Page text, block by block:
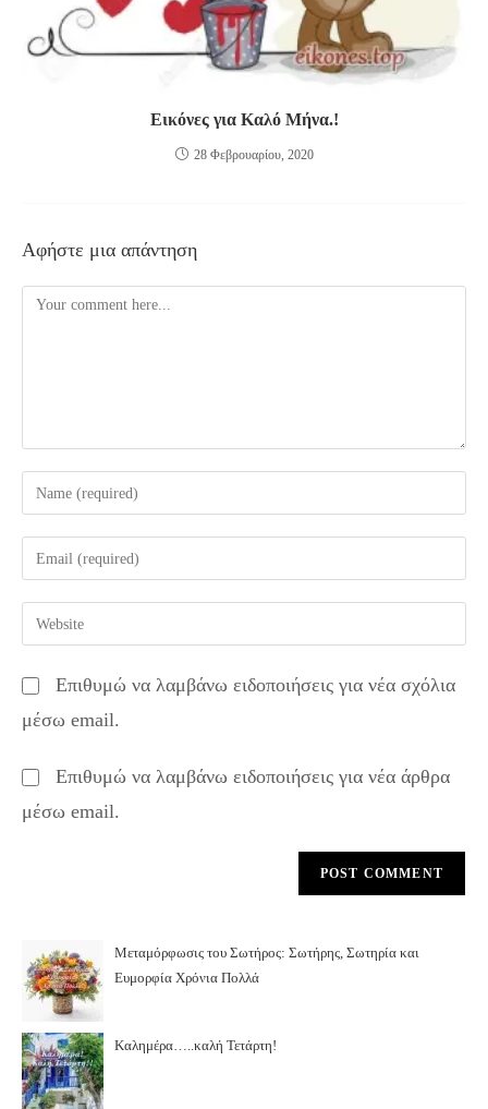
Εικόνες για Καλό Μήνα.!
28 Φεβρουαρίου, 2020
Αφήστε μια απάντηση
Comment
Enter
your
name
comment
Enter
your
email
address
comment
Enter
your
URL
(optional)
Επιθυμώ να λαμβάνω ειδοποιήσεις για νέα σχόλια
μέσω email.
Επιθυμώ να λαμβάνω ειδοποιήσεις για νέα άρθρα
μέσω email.
Μεταμόρφωσις του Σωτήρος: Σωτήρης, Σωτηρία και
Ευμορφία Χρόνια Πολλά
Καλημέρα…..καλή Τετάρτη!